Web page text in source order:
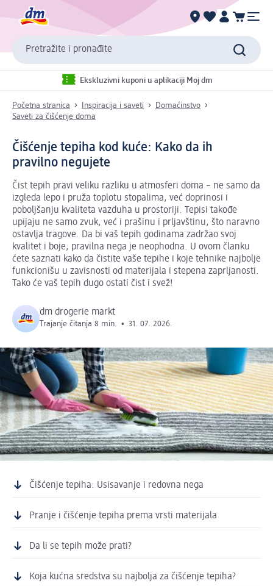
Pretražite i pronađite
Ekskluzivni kuponi u aplikaciji Moj dm
Početna stranica Inspiracija i saveti
Domaćinstvo
Saveti za čišćenje doma
Čišćenje tepiha kod kuće: Kako da ih
pravilno negujete
Čist tepih pravi veliku razliku u atmosferi doma – ne samo da
izgleda lepo i pruža toplotu stopalima, već doprinosi i
poboljšanju kvaliteta vazduha u prostoriji. Tepisi takođe
upijaju ne samo zvuk, već i prašinu i prljavštinu, što naravno
ostavlja tragove. Da bi vaš tepih godinama zadržao svoj
kvalitet i boje, pravilna nega je neophodna. U ovom članku
ćete saznati kako da čistite vaše tepihe i koje tehnike najbolje
funkcionišu u zavisnosti od materijala i stepena zaprljanosti.
Tako će vaš tepih dugo ostati čist i svež!
dm drogerie markt
Trajanje čitanja 8 min. • 31. 07. 2026.
Čišćenje tepiha: Usisavanje i redovna nega
Pranje i čišćenje tepiha prema vrsti materijala
Da li se tepih može prati?
Koja kućna sredstva su najbolja za čišćenje tepiha?